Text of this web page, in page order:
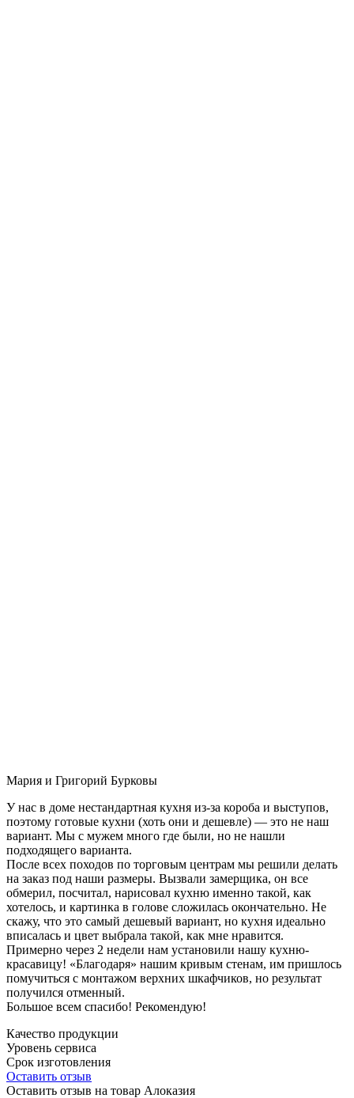
Мария и Григорий Бурковы
У нас в доме нестандартная кухня из-за короба и выступов,
поэтому готовые кухни (хоть они и дешевле) — это не наш
вариант. Мы с мужем много где были, но не нашли
подходящего варианта.
После всех походов по торговым центрам мы решили делать
на заказ под наши размеры. Вызвали замерщика, он все
обмерил, посчитал, нарисовал кухню именно такой, как
хотелось, и картинка в голове сложилась окончательно. Не
скажу, что это самый дешевый вариант, но кухня идеально
вписалась и цвет выбрала такой, как мне нравится.
Примерно через 2 недели нам установили нашу кухню-
красавицу! «Благодаря» нашим кривым стенам, им пришлось
помучиться с монтажом верхних шкафчиков, но результат
получился отменный.
Большое всем спасибо! Рекомендую!
Качество продукции
Уровень сервиса
Срок изготовления
Оставить отзыв
Оставить отзыв на товар Алоказия